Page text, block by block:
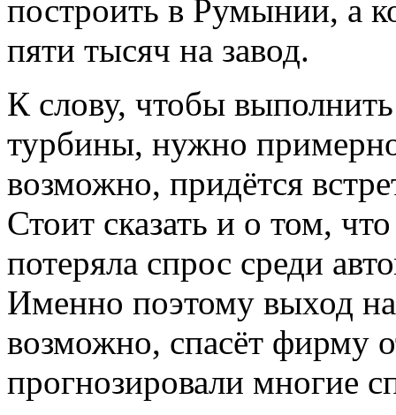
построить в Румынии, а
пяти тысяч на завод.
К слову, чтобы
турбины, нужно
возможно, придётся
Стоит сказать и о том,
потеряла спрос среди
Именно поэтому выход
возможно, спасёт фирму
прогнозировали многие